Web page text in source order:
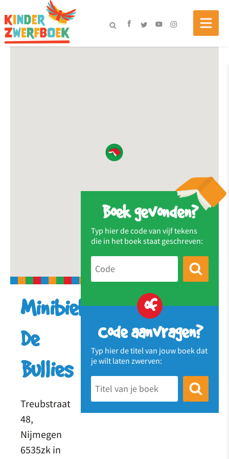
Boek gevonden?
Typ hier de code van vijf tekens
die in het boek staat geschreven:
of
Code aanvragen?
Typ hier de titel van jouw boek dat
je wilt laten zwerven:
Minibieb
De
Bullies
Treubstraat
48,
Nijmegen
6535zk in